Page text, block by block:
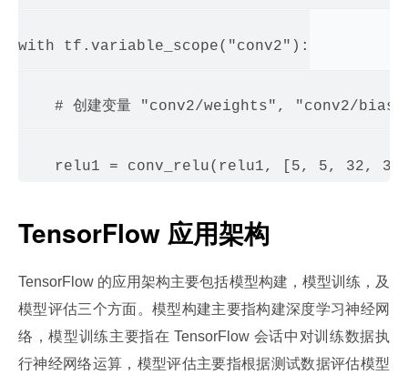
with tf.variable_scope("conv2"):
# 创建变量 "conv2/weights", "conv2/
TensorFlow 应用架构
TensorFlow 的应用架构主要包括模型构建，模型训练，及
模型评估三个方面。模型构建主要指构建深度学习神经网
络，模型训练主要指在 TensorFlow 会话中对训练数据执
行神经网络运算，模型评估主要指根据测试数据评估模型